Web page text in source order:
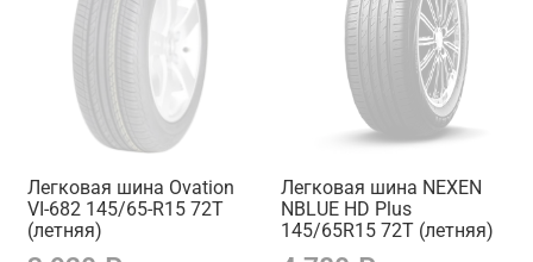
Легковая шина Ovation
VI-682 145/65-R15 72T
(летняя)
Легковая шина NEXEN
NBLUE HD Plus
145/65R15 72T (летняя)